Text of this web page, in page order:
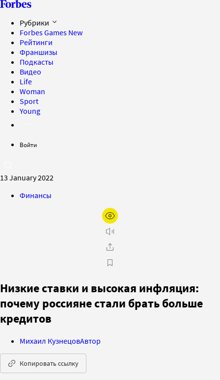
Рубрики
Forbes Games New
Рейтинги
Франшизы
Подкасты
Видео
Life
Woman
Sport
Young
Войти
13 January 2022
Финансы
Низкие ставки и высокая инфляция:
почему россияне стали брать больше
кредитов
Михаил КузнецовАвтор
Копировать ссылку